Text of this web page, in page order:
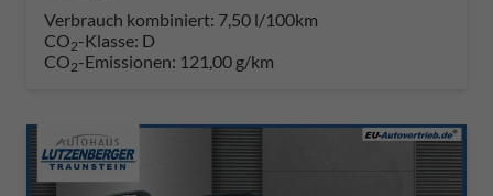
Verbrauch kombiniert: 7,50 l/100km
CO2-Klasse: D
CO2-Emissionen: 121,00 g/km